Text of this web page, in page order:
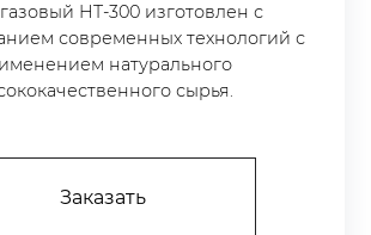
HT-300 изготовлен с
современных технологий с
натурального
сырья.
Заказать